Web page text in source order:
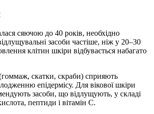
сяючою до 40 років, необхідно
засоби частіше, ніж у 20–30
клітин шкіри відбувається набагато
(гоммаж, скатки, скраби) сприяють
епідермісу. Для вікової шкіри
засоби, що відлущують, у складі
пептиди і вітамін С.